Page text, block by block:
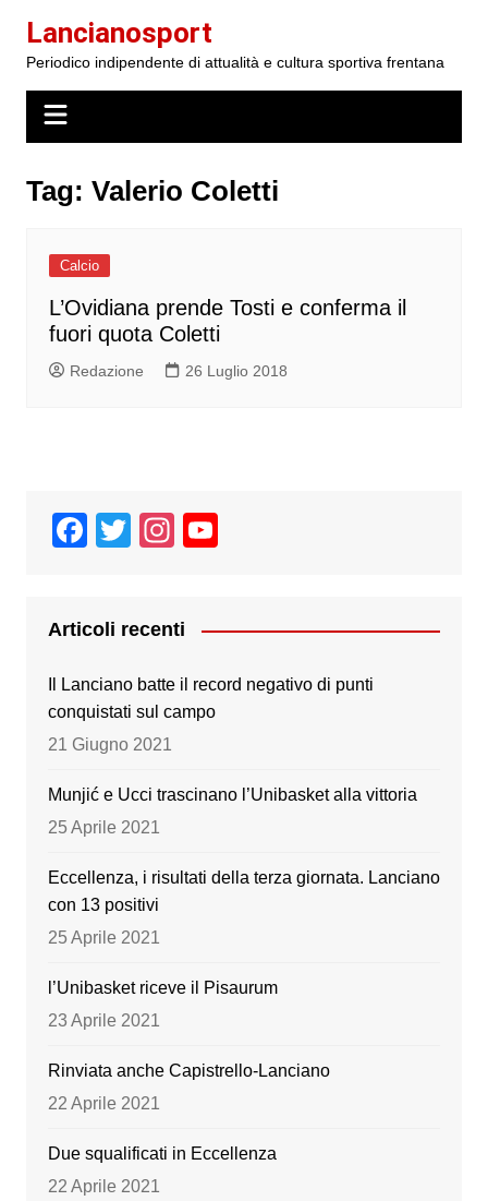
contenuto
Lancianosport
Periodico indipendente di attualità e cultura sportiva frentana
Tag: Valerio Coletti
Calcio
L’Ovidiana prende Tosti e conferma il
fuori quota Coletti
Redazione 26 Luglio 2018
F
e
b
o
o
T
er
In
gr
a
m
T
Articoli recenti
Il Lanciano batte il record negativo di punti
conquistati sul campo
21 Giugno 2021
Munjić e Ucci trascinano l’Unibasket alla vittoria
25 Aprile 2021
Eccellenza, i risultati della terza giornata. Lanciano
con 13 positivi
25 Aprile 2021
l’Unibasket riceve il Pisaurum
23 Aprile 2021
Rinviata anche Capistrello-Lanciano
22 Aprile 2021
Due squalificati in Eccellenza
22 Aprile 2021